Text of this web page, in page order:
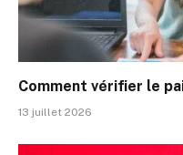
Comment vérifier le
13 juillet 2026